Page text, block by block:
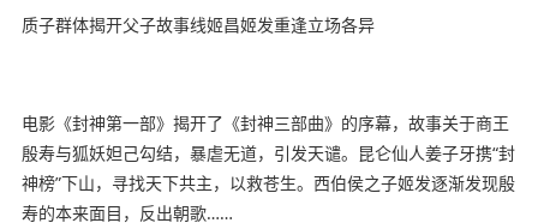
质子群体揭开父子故事线姬昌姬发重逢立场各异
电影《封神第一部》揭开了《封神三部曲》的序幕，故事关于商王
殷寿与狐妖妲己勾结，暴虐无道，引发天谴。昆仑仙人姜子牙携“封
神榜”下山，寻找天下共主，以救苍生。西伯侯之子姬发逐渐发现殷
寿的本来面目，反出朝歌……